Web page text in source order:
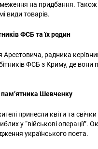
на придбання. Також
види товарів.
ФСБ та їх родин
Арестовича, радника
ФСБ з Криму, де вони
пам’ятника Шевченку
принесли квіти та
у “військові операції”.
українського поета.